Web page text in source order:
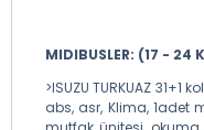
MIDIBUSLER: (17 - 24
>ISUZU TURKUAZ
abs, asr, Klima, 1adet